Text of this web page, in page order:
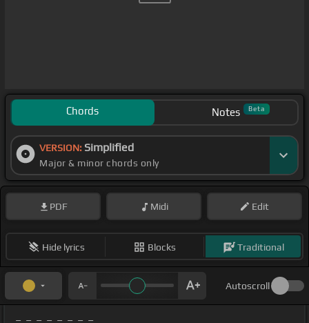
Chords Notes Beta
VERSION: Simplified
Major & minor chords only
PDF Midi Edit
Hide lyrics Blocks Traditional
Autoscroll